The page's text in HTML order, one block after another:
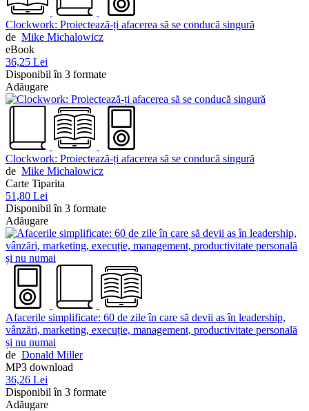
Clockwork: Proiectează-ți afacerea să se conducă singură
de Mike Michalowicz
eBook
36,25 Lei
Disponibil în 3 formate
Adăugare
Clockwork: Proiectează-ți afacerea să se conducă singură
de Mike Michalowicz
Carte Tiparita
51,80 Lei
Disponibil în 3 formate
Adăugare
Afacerile simplificate: 60 de zile în care să devii as în leadership,
vânzări, marketing, execuție, management, productivitate personală
și nu numai
de Donald Miller
MP3 download
36,26 Lei
Disponibil în 3 formate
Adăugare